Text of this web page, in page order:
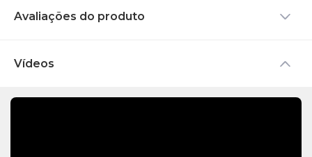
Avaliações do produto
Vídeos